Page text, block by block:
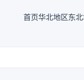
首页华北地区东